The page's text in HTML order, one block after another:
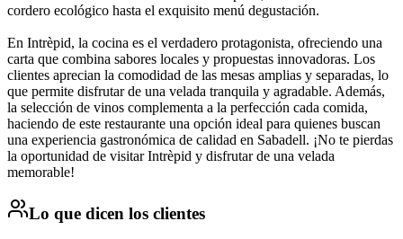
cordero ecológico hasta el exquisito menú degustación.
En Intrèpid, la cocina es el verdadero protagonista, ofreciendo una
carta que combina sabores locales y propuestas innovadoras. Los
clientes aprecian la comodidad de las mesas amplias y separadas, lo
que permite disfrutar de una velada tranquila y agradable. Además,
la selección de vinos complementa a la perfección cada comida,
haciendo de este restaurante una opción ideal para quienes buscan
una experiencia gastronómica de calidad en Sabadell. ¡No te pierdas
la oportunidad de visitar Intrèpid y disfrutar de una velada
memorable!
Lo que dicen los clientes